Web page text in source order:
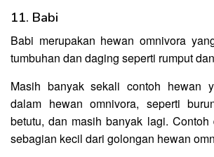
11. Babi
Babi merupakan hewan omnivora
tumbuhan dan daging seperti rumput
Masih banyak sekali contoh hewan
dalam hewan omnivora, seperti
betutu, dan masih banyak lagi. Contoh
sebagian kecil dari golongan hewan